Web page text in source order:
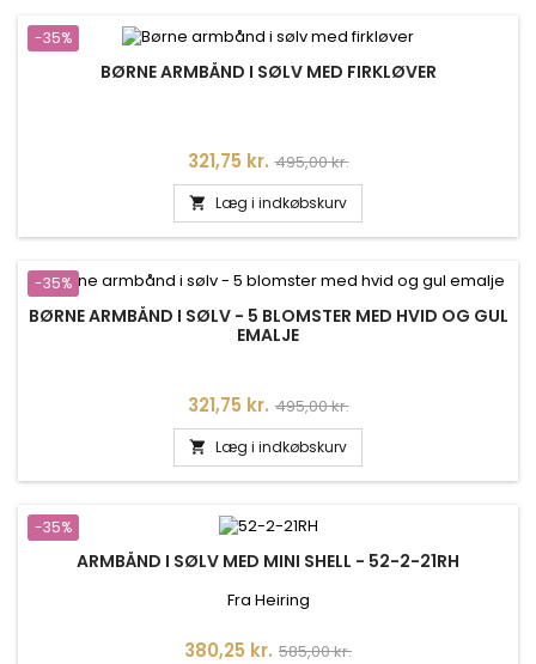
-35%
BØRNE ARMBÅND I SØLV MED FIRKLØVER
Pris
321,75 kr. Normalpris
495,00 kr.
 Læg i indkøbskurv
-35%
BØRNE ARMBÅND I SØLV - 5 BLOMSTER MED HVID OG GUL
EMALJE
Pris
321,75 kr. Normalpris
495,00 kr.
 Læg i indkøbskurv
-35%
ARMBÅND I SØLV MED MINI SHELL - 52-2-21RH
Fra Heiring
Pris
380,25 kr. Normalpris
585,00 kr.